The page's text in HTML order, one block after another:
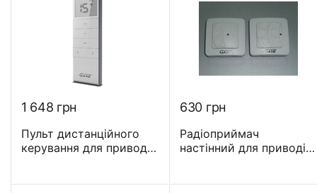
1 648 грн
Пульт дистанційного
керування для приводів
‍630‍ грн
Радіоприймач
настінний для приводів